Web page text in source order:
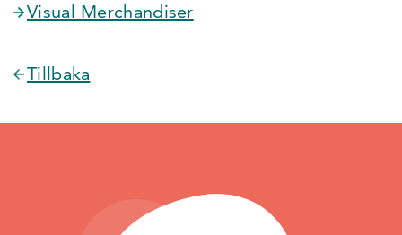
Visual Merchandiser
Tillbaka